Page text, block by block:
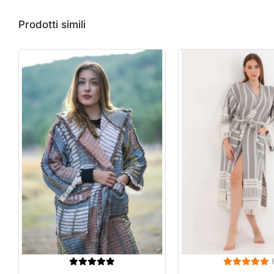
Prodotti simili